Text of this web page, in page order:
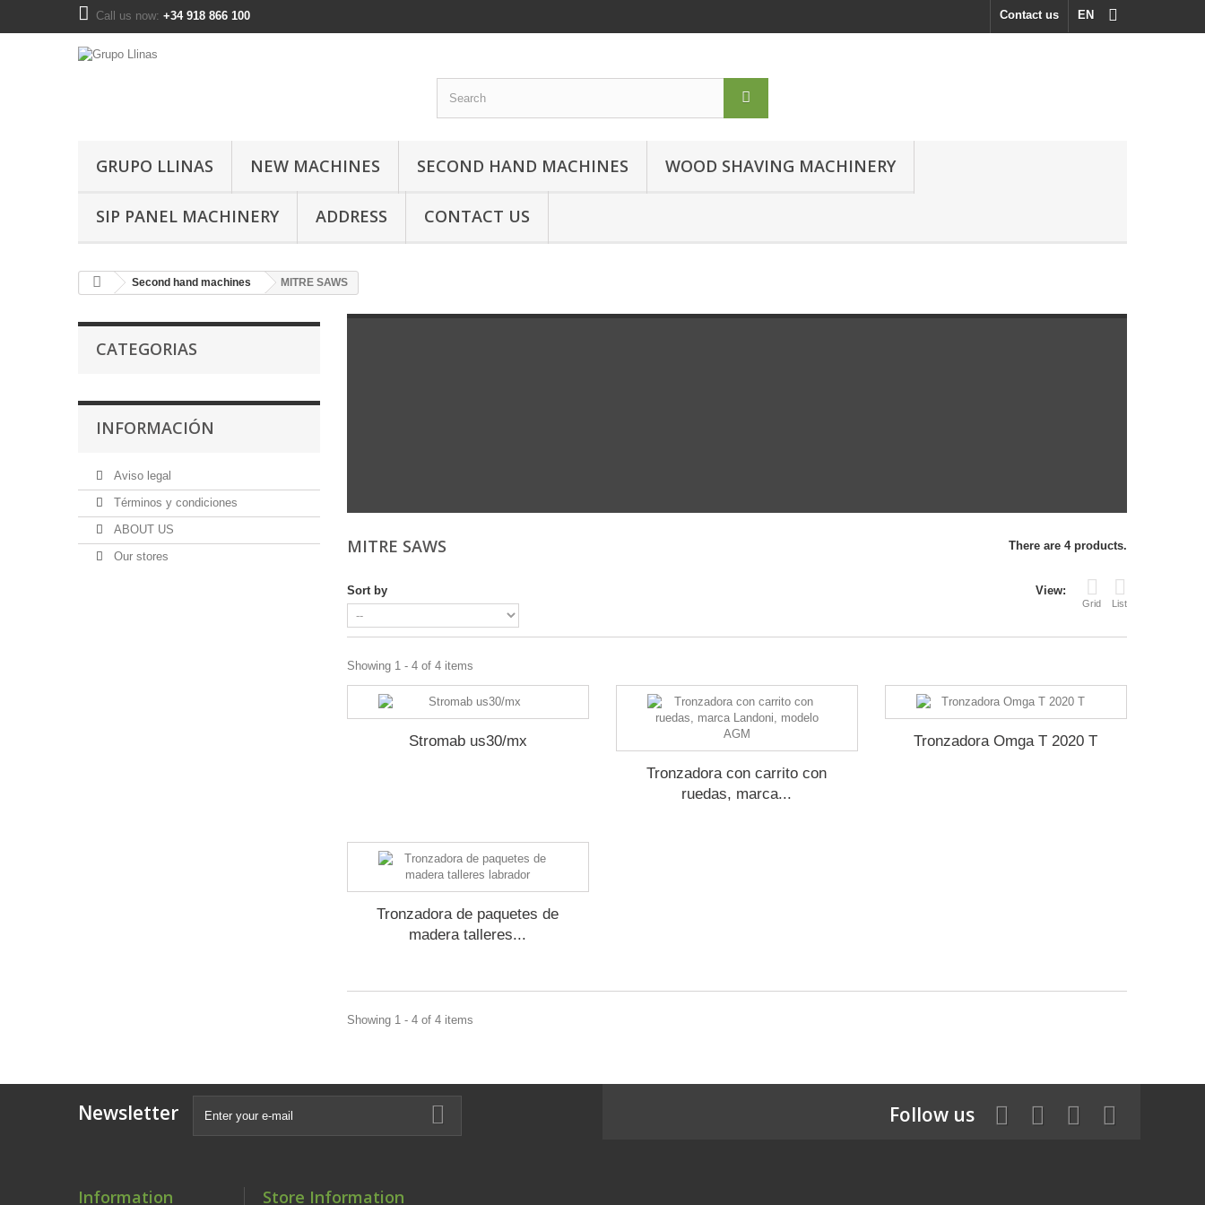
EN
Contact us
Call us now: +34 918 866 100
GRUPO LLINAS NEW MACHINES SECOND HAND MACHINES WOOD SHAVING MACHINERY
SIP PANEL MACHINERY ADDRESS CONTACT US
Second hand machines MITRE SAWS
CATEGORIAS
INFORMACIÓN
Aviso legal
Términos y condiciones
ABOUT US
Our stores
MITRE SAWS There are 4 products.
View:
Grid List
Sort by
Showing 1 - 4 of 4 items
Stromab us30/mx
Tronzadora con carrito con
ruedas, marca...
Tronzadora Omga T 2020 T
Tronzadora de paquetes de
madera talleres...
Showing 1 - 4 of 4 items
Newsletter Follow us
Information Store Information